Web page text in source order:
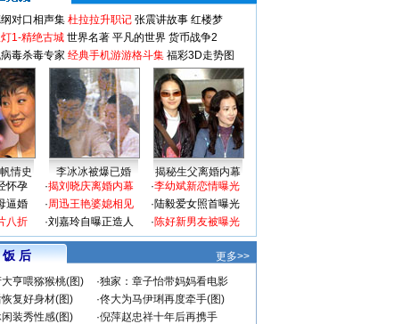
对口相声集 杜拉拉升职记 张震讲故事 红楼梦
灯1-精绝古城 世界名著 平凡的世界 货币战争2
毒杀毒专家 经典手机游游格斗集 福彩3D走势图
情史 李冰冰被爆已婚
揭秘生父离婚内幕
怀孕
逼婚
八折
·揭刘晓庆离婚内幕
·周迅王艳婆媳相见
·刘嘉玲自曝正造人
·李幼斌新恋情曝光
·陆毅爱女照首曝光
·陈好新男友被曝光
后
更多>>
亨喂猕猴桃(图) ·独家：章子怡带妈妈看电影
复好身材(图) ·佟大为马伊琍再度牵手(图)
装秀性感(图) ·倪萍赵忠祥十年后再携手